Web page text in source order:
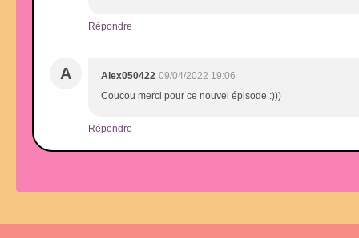
Répondre
A Alex050422 09/04/2022 19:06
Coucou merci pour ce nouvel épisode :)))
Répondre